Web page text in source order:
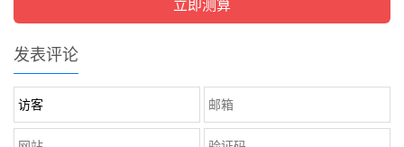
发表评论